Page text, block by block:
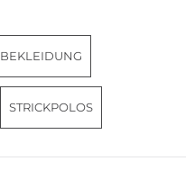
BEKLEIDUNG
STRICKPOLOS